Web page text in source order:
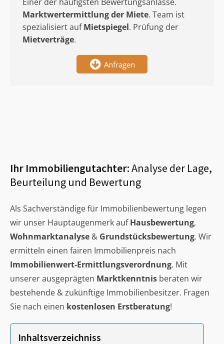
Marktwertermittlungder Miete. Team ist
spezialisiert aufMietspiegel. Prüfung der
Mietverträge.
Anfragen
Ihr Immobiliengutachter:Analyse der Lage,
Beurteilung und Bewertung
Als Sachverständige für Immobilienbewertung legen
wir unser Hauptaugenmerk aufHausbewertung,
Wohnmarktanalyse & Grundstücksbewertung. Wir
ermitteln einen fairen Immobilienpreis nach
Immobilienwert-Ermittlungsverordnung. Mit
unserer ausgeprägten Marktkenntnis beraten wir
bestehende & zukünftige Immobilienbesitzer. Fragen
Sie nach einen kostenlosen Erstberatung!
Inhaltsverzeichniss